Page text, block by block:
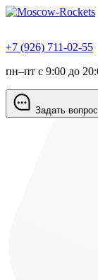
+7 (926) 711-02-55
пн–пт с 9:00 до
Задать вопрос